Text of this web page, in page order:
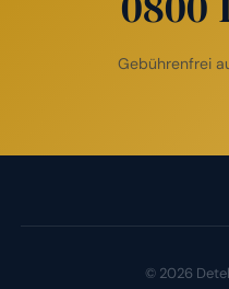
Gebührenfrei
© 2026